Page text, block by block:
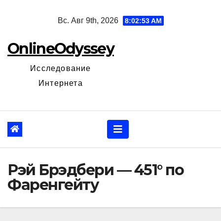
Вс. Авг 9th, 2026 8:02:54 AM
OnlineOdyssey
Исследование
Интернета
Рэй Брэдбери — 451° по
Фаренгейту